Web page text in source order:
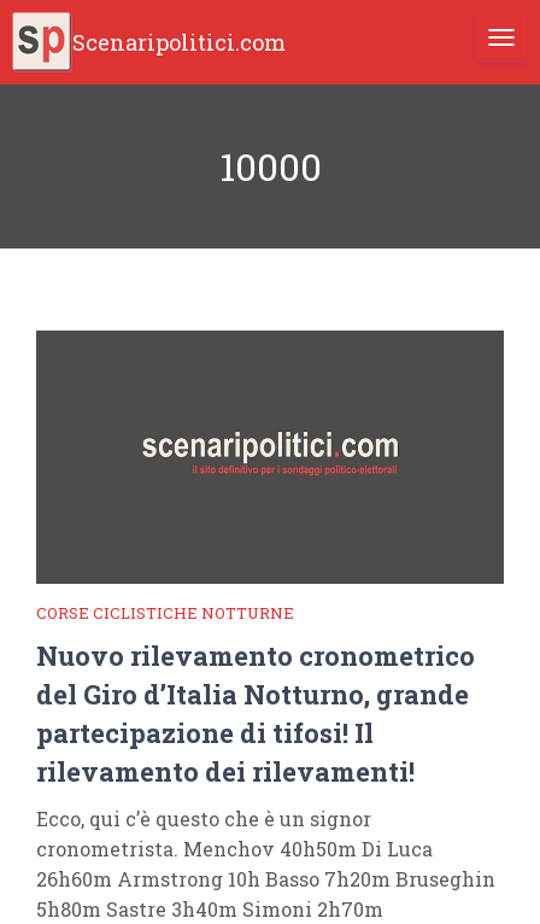
Scenaripolitici.com
10000
CORSE CICLISTICHE NOTTURNE
Nuovo rilevamento cronometrico
del Giro d’Italia Notturno, grande
partecipazione di tifosi! Il
rilevamento dei rilevamenti!
Ecco, qui c’è questo che è un signor
cronometrista. Menchov 40h50m Di Luca
26h60m Armstrong 10h Basso 7h20m Bruseghin
5h80m Sastre 3h40m Simoni 2h70m